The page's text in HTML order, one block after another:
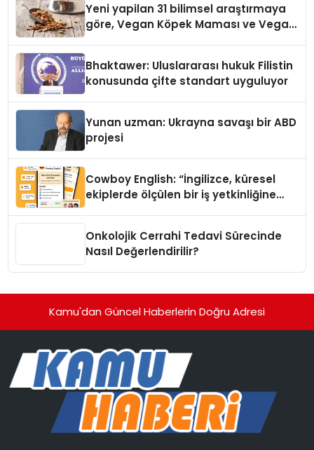
Yeni yapilan 31 bilimsel araştırmaya
göre, Vegan Köpek Maması ve Vegan
Bhaktawer: Uluslararası hukuk Filistin
konusunda çifte standart uyguluyor
Yunan uzman: Ukrayna savaşı bir ABD
projesi
Cowboy English: “İngilizce, küresel
ekiplerde ölçülen bir iş yetkinliğine
Onkolojik Cerrahi Tedavi Sürecinde
Nasıl Değerlendirilir?
Kamu'dan Güncel Haberlerin Doğru Adresi